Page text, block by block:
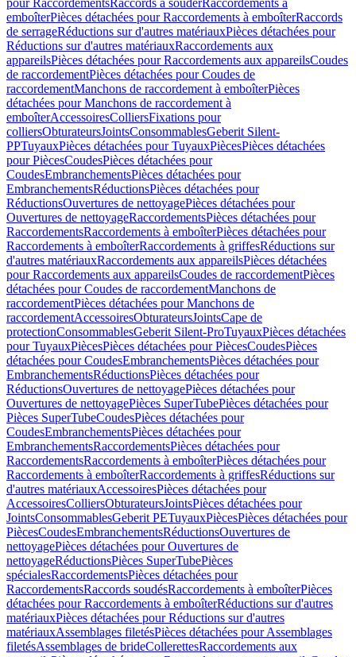
pour RaccordementsRaccords à souderRaccordements à
emboîterPièces détachées pour Raccordements à emboîterRaccords
de serrageRéductions sur d'autres matériauxPièces détachées pour
Réductions sur d'autres matériauxRaccordements aux
appareilsPièces détachées pour Raccordements aux appareilsCoudes
de raccordementPièces détachées pour Coudes de
raccordementManchons de raccordement à emboîterPièces
détachées pour Manchons de raccordement à
emboîterAccessoiresColliersFixations pour
colliersObturateursJointsConsommablesGeberit Silent-
PPTuyauxPièces détachées pour TuyauxPiècesPièces détachées
pour PiècesCoudesPièces détachées pour
CoudesEmbranchementsPièces détachées pour
EmbranchementsRéductionsPièces détachées pour
RéductionsOuvertures de nettoyagePièces détachées pour
Ouvertures de nettoyageRaccordementsPièces détachées pour
RaccordementsRaccordements à emboîterPièces détachées pour
Raccordements à emboîterRaccordements à griffesRéductions sur
d'autres matériauxRaccordements aux appareilsPièces détachées
pour Raccordements aux appareilsCoudes de raccordementPièces
détachées pour Coudes de raccordementManchons de
raccordementPièces détachées pour Manchons de
raccordementAccessoiresObturateursJointsCape de
protectionConsommablesGeberit Silent-ProTuyauxPièces détachées
pour TuyauxPiècesPièces détachées pour PiècesCoudesPièces
détachées pour CoudesEmbranchementsPièces détachées pour
EmbranchementsRéductionsPièces détachées pour
RéductionsOuvertures de nettoyagePièces détachées pour
Ouvertures de nettoyagePièces SuperTubePièces détachées pour
Pièces SuperTubeCoudesPièces détachées pour
CoudesEmbranchementsPièces détachées pour
EmbranchementsRaccordementsPièces détachées pour
RaccordementsRaccordements à emboîterPièces détachées pour
Raccordements à emboîterRaccordements à griffesRéductions sur
d'autres matériauxAccessoiresPièces détachées pour
AccessoiresColliersObturateursJointsPièces détachées pour
JointsConsommablesGeberit PETuyauxPiècesPièces détachées pour
PiècesCoudesEmbranchementsRéductionsOuvertures de
nettoyagePièces détachées pour Ouvertures de
nettoyageRéductionsPièces SuperTubePièces
spécialesRaccordementsPièces détachées pour
RaccordementsRaccords soudésRaccordements à emboîterPièces
détachées pour Raccordements à emboîterRéductions sur d'autres
matériauxPièces détachées pour Réductions sur d'autres
matériauxAssemblages filetésPièces détachées pour Assemblages
filetésAssemblages de brideCollerettesRaccordements aux